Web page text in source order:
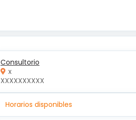
Consultorio
x
XXXXXXXXXX
Horarios disponibles